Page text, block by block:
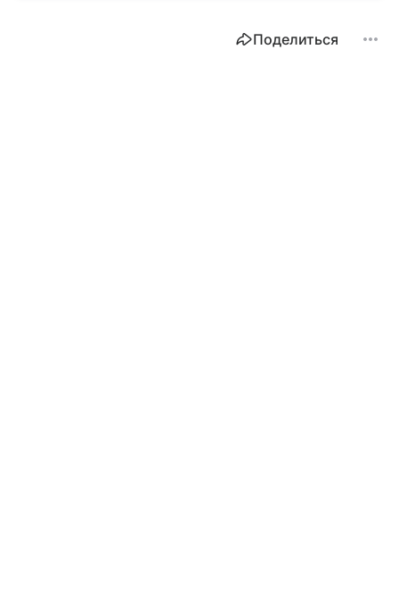
Поделиться